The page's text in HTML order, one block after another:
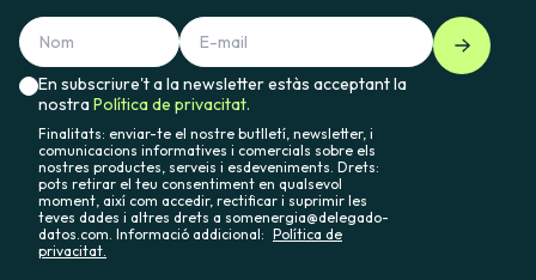
En subscriure't a la newsletter estàs acceptant la
nostraPolítica de privacitat.
Finalitats: enviar-te el nostre butlletí, newsletter, i
comunicacions informatives i comercials sobre els
nostres productes, serveis i esdeveniments. Drets:
pots retirar el teu consentiment en qualsevol
moment, així com accedir, rectificar i suprimir les
teves dades i altres drets a somenergia@delegado-
datos.com. Informació addicional: Política de
privacitat.